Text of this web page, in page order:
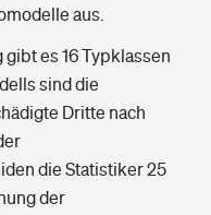
aus.
es 16 Typklassen
sind die
Dritte nach
die Statistiker 25
der